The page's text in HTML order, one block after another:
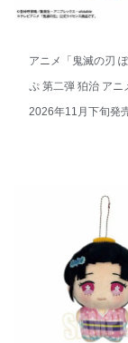
アニメ「鬼滅の刃
ぷ 第二弾 狛治 アニ
2026年11月下旬発